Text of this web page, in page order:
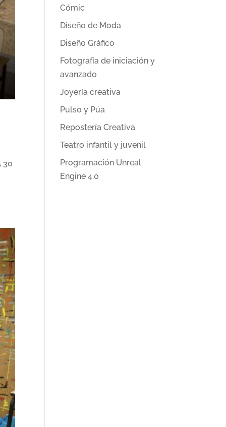
30
Cómic
Diseño de Moda
Diseño Gráfico
Fotografía de iniciación y
avanzado
Joyería creativa
Pulso y Púa
Repostería Creativa
Teatro infantil y juvenil
Programación Unreal
Engine 4.0